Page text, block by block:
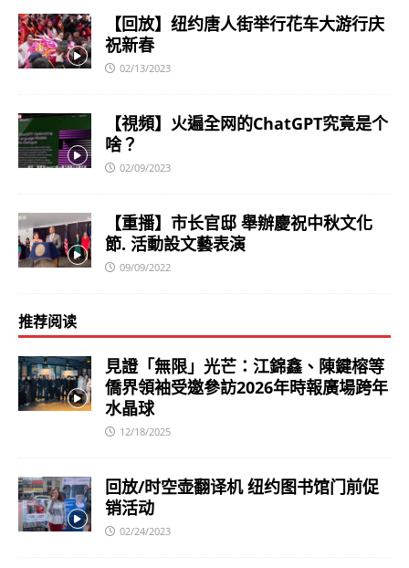
【回放】纽约唐人街举行花车大游行庆
祝新春
02/13/2023
【視頻】火遍全网的ChatGPT究竟是个
啥？
02/09/2023
【重播】市长官邸 舉辦慶祝中秋文化
節. 活動設文藝表演
09/09/2022
推荐阅读
見證「無限」光芒：江錦鑫、陳鍵榕等
僑界領袖受邀參訪2026年時報廣場跨年
水晶球
12/18/2025
回放/时空壶翻译机 纽约图书馆门前促
销活动
02/24/2023